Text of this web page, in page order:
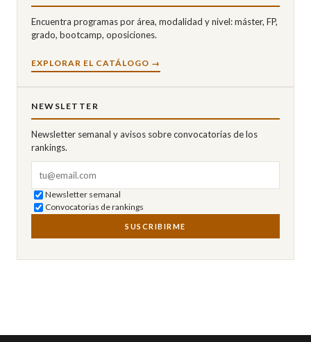
Encuentra programas por área, modalidad y nivel: máster, FP,
grado, bootcamp, oposiciones.
EXPLORAR EL CATÁLOGO →
NEWSLETTER
Newsletter semanal y avisos sobre convocatorias de los
rankings.
Newsletter semanal
Convocatorias de rankings
SUSCRIBIRME